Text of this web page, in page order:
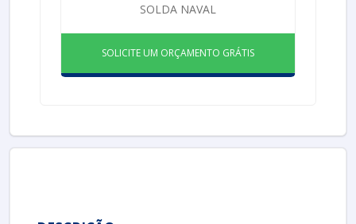
SOLDA NAVAL
SOLICITE UM ORÇAMENTO GRÁTIS